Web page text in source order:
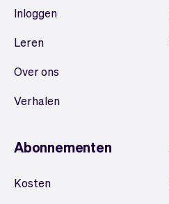
Inloggen
Leren
Over ons
Verhalen
Abonnementen
Kosten